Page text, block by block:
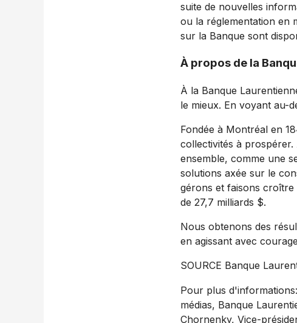
suite de nouvelles
ou la réglementation en
sur la Banque sont
À propos de la
À la Banque
le mieux. En voyant au-
Fondée à Montréal en
collectivités à
ensemble, comme une
solutions axée sur le
gérons et faisons croître
de 27,7 milliards $.
Nous obtenons des
en agissant avec
SOURCE Banque
Pour plus
médias, Banque
Chornenky, Vice-